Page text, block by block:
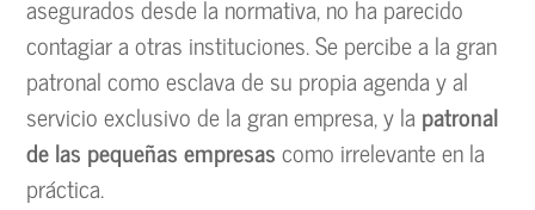
asegurados desde la normativa, no ha parecido
contagiar a otras instituciones. Se percibe a la gran
patronal como esclava de su propia agenda y al
servicio exclusivo de la gran empresa, y la patronal
de las pequeñas empresascomo irrelevante en la
práctica.